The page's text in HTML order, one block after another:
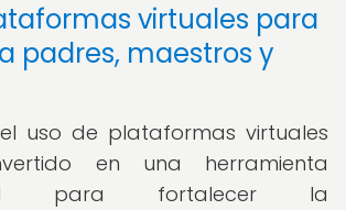
virtuales para
padres, maestros y
el uso de plataformas virtuales
en una herramienta
para fortalecer la